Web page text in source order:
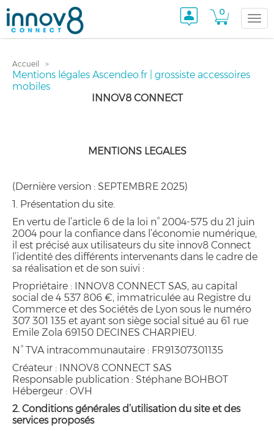
0
Accueil
Mentions légales Ascendeo.fr | grossiste accessoires
mobiles
INNOV8 CONNECT
MENTIONS LEGALES
(Dernière version : SEPTEMBRE 2025)
1. Présentation du site.
En vertu de l’article 6 de la loi n° 2004-575 du 21 juin
2004 pour la confiance dans l’économie numérique,
il est précisé aux utilisateurs du site innov8 Connect
l’identité des différents intervenants dans le cadre de
sa réalisation et de son suivi :
Propriétaire : INNOV8 CONNECT SAS, au capital
social de 4 537 806 €, immatriculée au Registre du
Commerce et des Sociétés de Lyon sous le numéro
307 301 135 et ayant son siège social situé au 61 rue
Emile Zola 69150 DECINES CHARPIEU.
N° TVA intracommunautaire : FR91307301135
Créateur : INNOV8 CONNECT SAS
Responsable publication : Stéphane BOHBOT
Hébergeur : OVH
2. Conditions générales d’utilisation du site et des
services proposés